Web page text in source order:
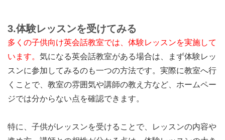
3.体験レッスンを受けてみる
多くの子供向け英会話教室では、体験レッスンを実施して
います。 気になる英会話教室がある場合は、まず体験レッ
スンに参加してみるのも一つの方法です。実際に教室へ行
くことで、教室の雰囲気や講師の教え方など、ホームペー
ジでは分からない点を確認できます。
特に、子供がレッスンを受けることで、レッスンの内容や